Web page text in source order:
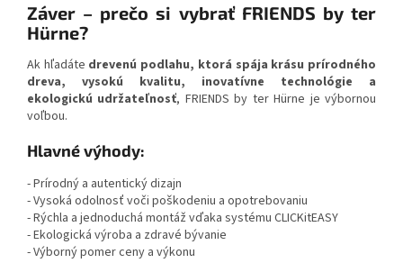
Záver – prečo si vybrať FRIENDS by ter
Hürne?
Ak hľadáte drevenú podlahu, ktorá spája krásu prírodného
dreva, vysokú kvalitu, inovatívne technológie a
ekologickú udržateľnosť, FRIENDS by ter Hürne je výbornou
voľbou.
Hlavné výhody:
- Prírodný a autentický dizajn
- Vysoká odolnosť voči poškodeniu a opotrebovaniu
- Rýchla a jednoduchá montáž vďaka systému CLICKitEASY
- Ekologická výroba a zdravé bývanie
- Výborný pomer ceny a výkonu